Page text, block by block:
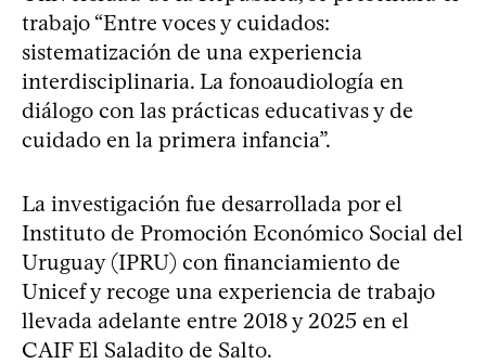
trabajo “Entre voces y cuidados:
sistematización de una experiencia
interdisciplinaria. La fonoaudiología en
diálogo con las prácticas educativas y de
cuidado en la primera infancia”.
La investigación fue desarrollada por el
Instituto de Promoción Económico Social del
Uruguay (IPRU) con financiamiento de
Unicef y recoge una experiencia de trabajo
llevada adelante entre 2018 y 2025 en el
CAIF El Saladito de Salto.